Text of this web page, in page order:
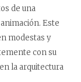
de una
Este
modestas y
con su
la arquitectura